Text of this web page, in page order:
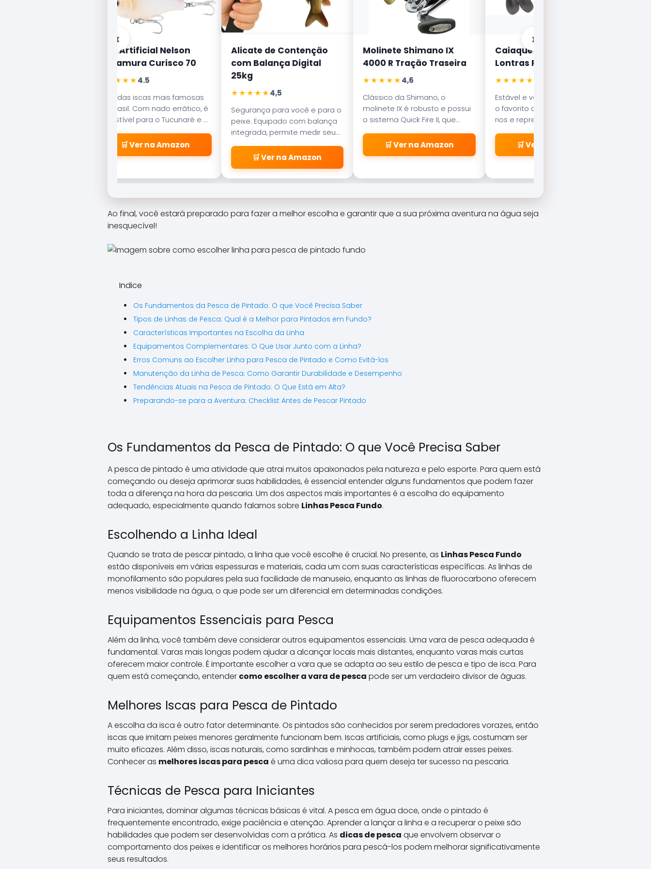
‹
Isca Artificial Nelson
Nakamura Curisco 70
★★★★★4.5
Uma das iscas mais famosas
do Brasil. Com nado errático, é
irresistível para o Tucunaré e o
Robalo. Essencial em qualquer
caixa de pesca.
🛒 Ver na Amazon
Alicate de Contenção
com Balança Digital
25kg
★★★★★4,5
Segurança para você e para o
peixe. Equipado com balança
integrada, permite medir seu
troféu sem ferir o animal antes
da soltura.🛒 Ver na Amazon
Molinete Shimano IX
4000 R Tração Traseira
★★★★★4,6
Clássico da Shimano, o
molinete IX é robusto e possui
o sistema Quick Fire II, que
permite arremessos rápidos
com apenas uma mão.
🛒 Ver na Amazon
Caiaque de Pesca
Lontras Pro Fishing 110
★★★★★4,8
Estável e veloz, este caiaque é
o favorito dos pescadores de
rios e represas. Possui cadeira
articulada e porta-varas
integrados para máximo
conforto.
🛒 Ver na Amazon
›
Ao final, você estará preparado para fazer a melhor escolha e garantir que a sua próxima aventura na água seja
inesquecível!
Indice
Os Fundamentos da Pesca de Pintado: O que Você Precisa Saber
Tipos de Linhas de Pesca: Qual é a Melhor para Pintados em Fundo?
Características Importantes na Escolha da Linha
Equipamentos Complementares: O Que Usar Junto com a Linha?
Erros Comuns ao Escolher Linha para Pesca de Pintado e Como Evitá-los
Manutenção da Linha de Pesca: Como Garantir Durabilidade e Desempenho
Tendências Atuais na Pesca de Pintado: O Que Está em Alta?
Preparando-se para a Aventura: Checklist Antes de Pescar Pintado
Os Fundamentos da Pesca de Pintado: O que Você Precisa Saber
A pesca de pintado é uma atividade que atrai muitos apaixonados pela natureza e pelo esporte. Para quem está
começando ou deseja aprimorar suas habilidades, é essencial entender alguns fundamentos que podem fazer
toda a diferença na hora da pescaria. Um dos aspectos mais importantes é a escolha do equipamento
adequado, especialmente quando falamos sobre Linhas Pesca Fundo.
Escolhendo a Linha Ideal
Quando se trata de pescar pintado, a linha que você escolhe é crucial. No presente, as Linhas Pesca Fundo
estão disponíveis em várias espessuras e materiais, cada um com suas características específicas. As linhas de
monofilamento são populares pela sua facilidade de manuseio, enquanto as linhas de fluorocarbono oferecem
menos visibilidade na água, o que pode ser um diferencial em determinadas condições.
Equipamentos Essenciais para Pesca
Além da linha, você também deve considerar outros equipamentos essenciais. Uma vara de pesca adequada é
fundamental. Varas mais longas podem ajudar a alcançar locais mais distantes, enquanto varas mais curtas
oferecem maior controle. É importante escolher a vara que se adapta ao seu estilo de pesca e tipo de isca. Para
quem está começando, entender como escolher a vara de pesca pode ser um verdadeiro divisor de águas.
Melhores Iscas para Pesca de Pintado
A escolha da isca é outro fator determinante. Os pintados são conhecidos por serem predadores vorazes, então
iscas que imitam peixes menores geralmente funcionam bem. Iscas artificiais, como plugs e jigs, costumam ser
muito eficazes. Além disso, iscas naturais, como sardinhas e minhocas, também podem atrair esses peixes.
Conhecer as melhores iscas para pesca é uma dica valiosa para quem deseja ter sucesso na pescaria.
Técnicas de Pesca para Iniciantes
Para iniciantes, dominar algumas técnicas básicas é vital. A pesca em água doce, onde o pintado é
frequentemente encontrado, exige paciência e atenção. Aprender a lançar a linha e a recuperar o peixe são
habilidades que podem ser desenvolvidas com a prática. As dicas de pesca que envolvem observar o
comportamento dos peixes e identificar os melhores horários para pescá-los podem melhorar significativamente
seus resultados.